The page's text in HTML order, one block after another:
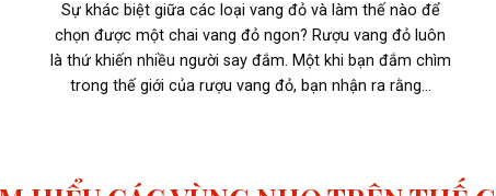
Sự khác biệt giữa các loại vang đỏ và làm thế nào để
chọn được một chai vang đỏ ngon? Rượu vang đỏ luôn
là thứ khiến nhiều người say đắm. Một khi bạn đắm chìm
trong thế giới của rượu vang đỏ, bạn nhận ra rằng...